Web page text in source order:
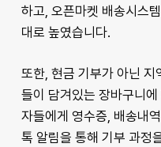
하고, 오픈마켓 배송시스
대로 높였습니다.
또한, 현금 기부가 아닌
들이 담겨있는 장바구니
자들에게 영수증, 배송내
톡 알림을 통해 기부 과정